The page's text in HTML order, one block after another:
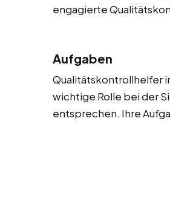
engagierte
Aufgaben
Qualitätskontrollhelfer
wichtige Rolle bei der
entsprechen. Ihre